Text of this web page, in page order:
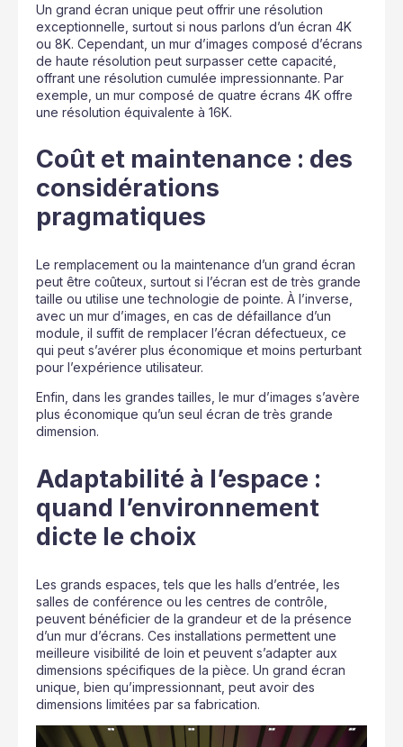
Un grand écran unique peut offrir une résolution
exceptionnelle, surtout si nous parlons d’un écran 4K
ou 8K. Cependant, un mur d’images composé d’écrans
de haute résolution peut surpasser cette capacité,
offrant une résolution cumulée impressionnante. Par
exemple, un mur composé de quatre écrans 4K offre
une résolution équivalente à 16K.
Coût et maintenance : des
considérations
pragmatiques
Le remplacement ou la maintenance d’un grand écran
peut être coûteux, surtout si l’écran est de très grande
taille ou utilise une technologie de pointe. À l’inverse,
avec un mur d’images, en cas de défaillance d’un
module, il suffit de remplacer l’écran défectueux, ce
qui peut s’avérer plus économique et moins perturbant
pour l’expérience utilisateur.
Enfin, dans les grandes tailles, le mur d’images s’avère
plus économique qu’un seul écran de très grande
dimension.
Adaptabilité à l’espace :
quand l’environnement
dicte le choix
Les grands espaces, tels que les halls d’entrée, les
salles de conférence ou les centres de contrôle,
peuvent bénéficier de la grandeur et de la présence
d’un mur d’écrans. Ces installations permettent une
meilleure visibilité de loin et peuvent s’adapter aux
dimensions spécifiques de la pièce. Un grand écran
unique, bien qu’impressionnant, peut avoir des
dimensions limitées par sa fabrication.